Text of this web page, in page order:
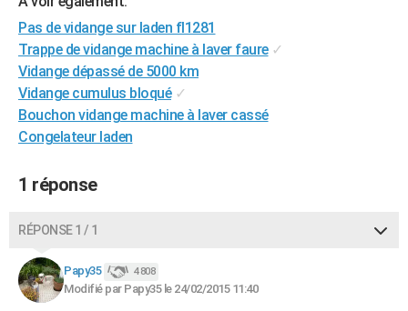
Alimentation
Guide de la santé
Maladies
Médicaments
Sommeil
VOYAGE
Destinations
City break
Voyage nature
Voyage de noces
Forum
Climat
+PHOTO
GUIDES D'ACHAT
BONS PLANS
CARTE DE VOEUX
COPAINS D'AVANT
Pas de vidange sur laden fl1281
Trappe de vidange machine à laver faure ✓
Vidange dépassé de 5000 km
Vidange cumulus bloqué ✓
Bouchon vidange machine à laver cassé
Congelateur laden
1 réponse
RÉPONSE 1 / 1
Papy35 4 808
Modifié par Papy35 le 24/02/2015 11:40